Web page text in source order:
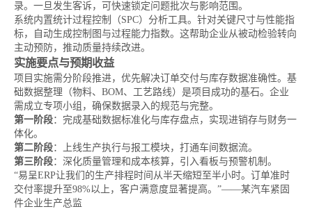
录。一旦发生客诉，可快速锁定问题批次与影响范围。
系统内置统计过程控制（SPC）分析工具。针对关键尺寸与性能指
标，自动生成控制图与过程能力指数。这帮助企业从被动检验转向
主动预防，推动质量持续改进。
实施要点与预期收益
项目实施需分阶段推进，优先解决订单交付与库存数据准确性。基
础数据整理（物料、BOM、工艺路线）是项目成功的基石。企业
需成立专项小组，确保数据录入的规范与完整。
第一阶段：完成基础数据标准化与库存盘点，实现进销存与财务一
体化。
第二阶段：上线生产执行与报工模块，打通车间数据流。
第三阶段：深化质量管理和成本核算，引入看板与预警机制。
“易呈ERP让我们的生产排程时间从半天缩短至半小时。订单准时
交付率提升至98%以上，客户满意度显著提高。”——某汽车紧固
件企业生产总监